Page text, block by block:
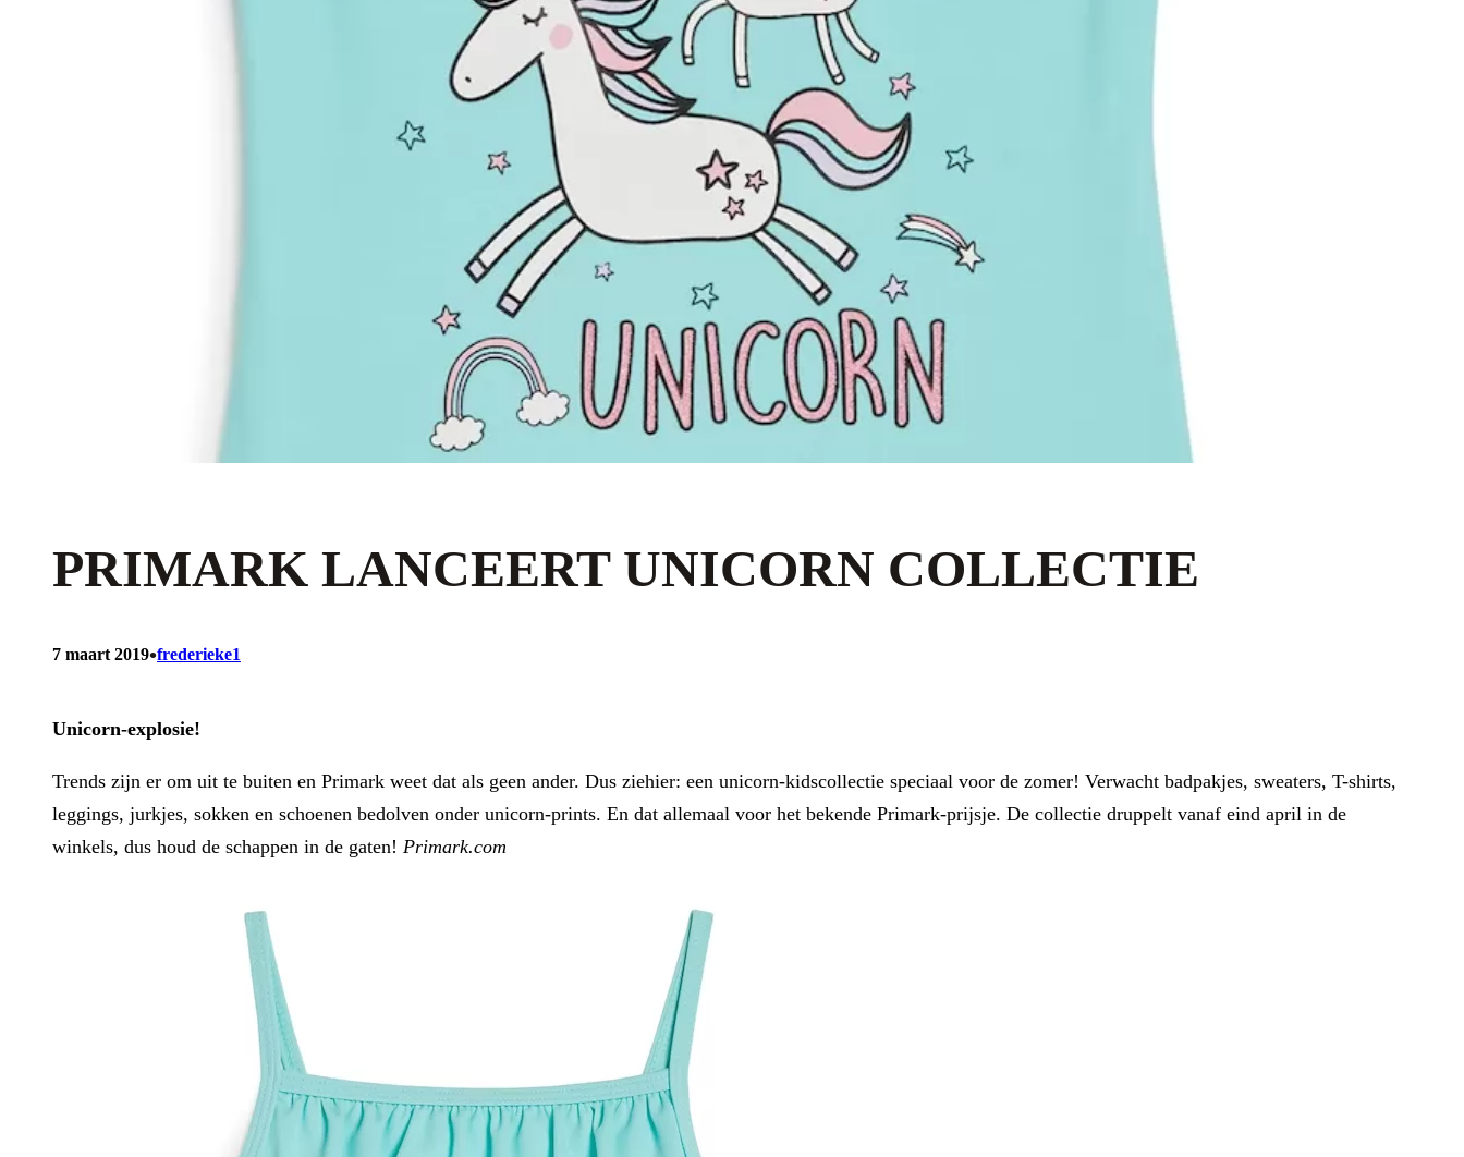
PRIMARK LANCEERT UNICORN COLLECTIE
7 maart 2019•frederieke1
Unicorn-explosie!
Trends zijn er om uit te buiten en Primark weet dat als geen ander. Dus ziehier: een unicorn-kidscollectie speciaal voor de zomer! Verwacht badpakjes, sweaters, T-shirts,
leggings, jurkjes, sokken en schoenen bedolven onder unicorn-prints. En dat allemaal voor het bekende Primark-prijsje. De collectie druppelt vanaf eind april in de
winkels, dus houd de schappen in de gaten! Primark.com